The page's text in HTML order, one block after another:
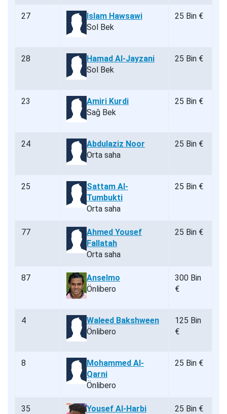
27
Islam Hawsawi
Sol Bek
25 Bin €
28
Hamad Al-Jayzani
Sol Bek
25 Bin €
23
Amiri Kurdi
Sağ Bek
25 Bin €
24
Abdulaziz Noor
Orta saha
25 Bin €
25
Sattam Al-
Tumbukti
Orta saha
25 Bin €
77
Ahmed Yousef
Fallatah
Orta saha
25 Bin €
87
Anselmo
Önlibero
300 Bin
€
4
Waleed Bakshween
Önlibero
125 Bin
€
8
Mohammed Al-
Qarni
Önlibero
25 Bin €
35
Yousef Al-Harbi
25 Bin €